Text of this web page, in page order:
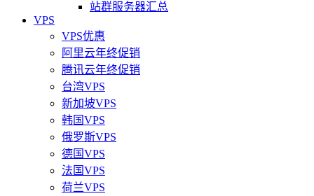
站群服务器汇总
VPS
VPS优惠
阿里云年终促销
腾讯云年终促销
台湾VPS
新加坡VPS
韩国VPS
俄罗斯VPS
德国VPS
法国VPS
荷兰VPS